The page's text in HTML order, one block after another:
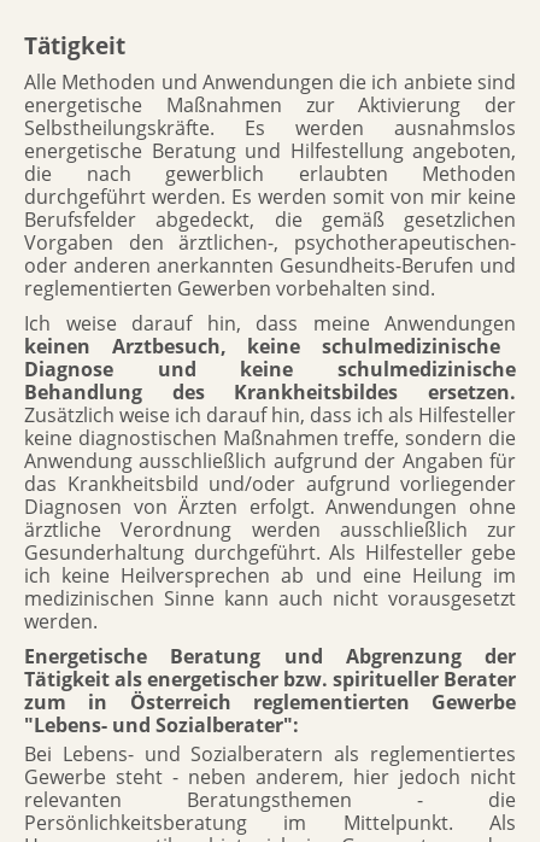
Tätigkeit
Alle Methoden und Anwendungen die ich anbiete sind
energetische Maßnahmen zur Aktivierung der
Selbstheilungskräfte. Es werden ausnahmslos
energetische Beratung und Hilfestellung angeboten,
die nach gewerblich erlaubten Methoden
durchgeführt werden. Es werden somit von mir keine
Berufsfelder abgedeckt, die gemäß gesetzlichen
Vorgaben den ärztlichen-, psychotherapeutischen-
oder anderen anerkannten Gesundheits-Berufen und
reglementierten Gewerben vorbehalten sind.
Ich weise darauf hin, dass meine Anwendungen
keinen Arztbesuch, keine schulmedizinische
Diagnose und keine schulmedizinische
Behandlung des Krankheitsbildes ersetzen.
Zusätzlich weise ich darauf hin, dass ich als Hilfesteller
keine diagnostischen Maßnahmen treffe, sondern die
Anwendung ausschließlich aufgrund der Angaben für
das Krankheitsbild und/oder aufgrund vorliegender
Diagnosen von Ärzten erfolgt. Anwendungen ohne
ärztliche Verordnung werden ausschließlich zur
Gesunderhaltung durchgeführt. Als Hilfesteller gebe
ich keine Heilversprechen ab und eine Heilung im
medizinischen Sinne kann auch nicht vorausgesetzt
werden.
Energetische Beratung und Abgrenzung der
Tätigkeit als energetischer bzw. spiritueller Berater
zum in Österreich reglementierten Gewerbe
"Lebens- und Sozialberater":
Bei Lebens- und Sozialberatern als reglementiertes
Gewerbe steht - neben anderem, hier jedoch nicht
relevanten Beratungsthemen - die
Persönlichkeitsberatung im Mittelpunkt. Als